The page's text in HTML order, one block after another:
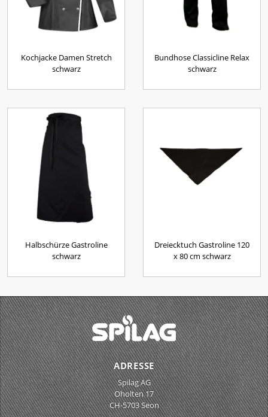
Kochjacke Damen Stretch
schwarz
Bundhose Classicline Relax
schwarz
Halbschürze Gastroline
schwarz
Dreiecktuch Gastroline 120
x 80 cm schwarz
ADRESSE
Spilag AG
Oholten 17
CH-5703 Seon